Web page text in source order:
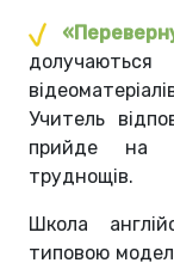
Учитель
прийде на
труднощів.
Школа
типовою